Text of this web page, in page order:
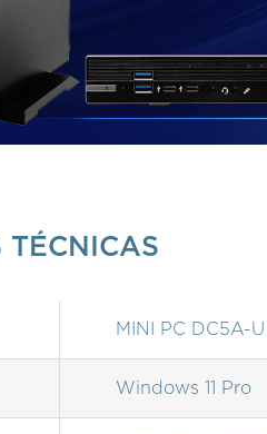
TÉCNICAS
MINI PC DC5A-U
Windows 11 Pro